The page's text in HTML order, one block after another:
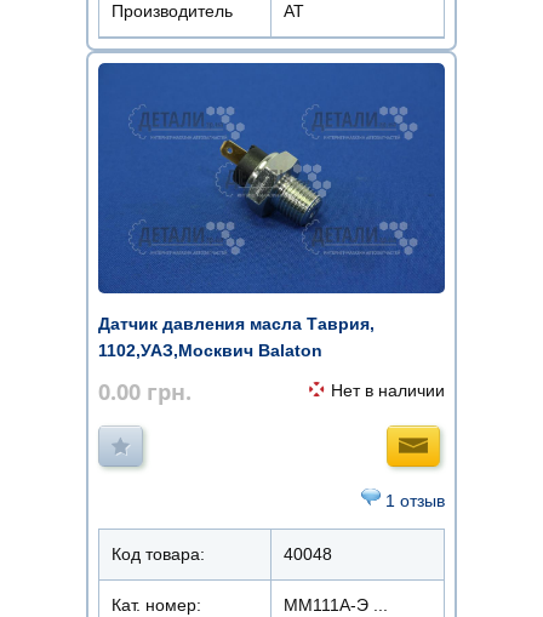
Производитель АТ
Датчик давления масла Таврия,
1102,УАЗ,Москвич Balaton
0.00 грн. Нет в наличии
1 отзыв
Код товара: 40048
Кат. номер: ММ111А-Э ...